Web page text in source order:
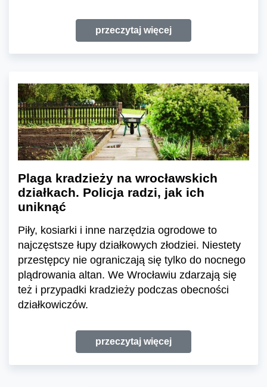
przeczytaj więcej
Plaga kradzieży na wrocławskich
działkach. Policja radzi, jak ich
uniknąć
Piły, kosiarki i inne narzędzia ogrodowe to
najczęstsze łupy działkowych złodziei. Niestety
przestępcy nie ograniczają się tylko do nocnego
plądrowania altan. We Wrocławiu zdarzają się
też i przypadki kradzieży podczas obecności
działkowiczów.
przeczytaj więcej